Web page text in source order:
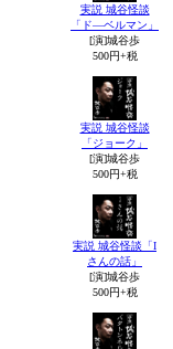
実説 城谷怪談
「ド―ベルマン」
[演]城谷歩
500円+税
実説 城谷怪談
「ジョーク」
[演]城谷歩
500円+税
実説 城谷怪談「I
さんの話」
[演]城谷歩
500円+税